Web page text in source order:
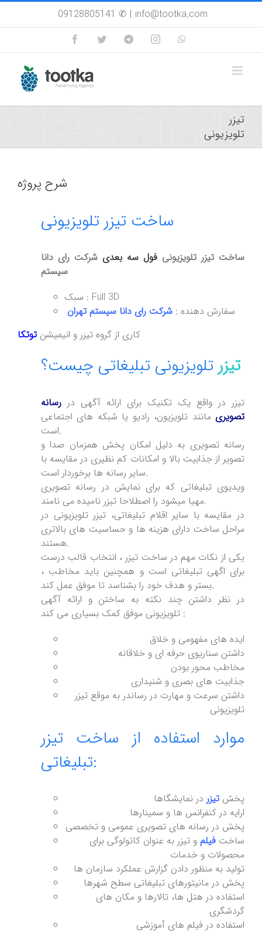
Skip
09128805141 ✆ | info@tootka.com
FacebookTwitterCustom Instagram
تیزر
تلویزیونی
شرح پروژه
ساخت تیزر تلویزیونی
ساخت تیزر تلویزیونی فول سه بعدی شرکت رای دانا
سبک : Full 3D
سفارش دهنده : شرکت رای دانا سیستم تهران
کاری از گروه تیزر و انیمیشن توتکا
تیزر تلویزیونی تبلیغاتی چیست؟
تیزر در واقع یک تکنیک برای ارائه آگهی در رسانه
تصویری مانند تلویزیون، رادیو یا شبکه های اجتماعی
است.
رسانه تصویری به دلیل امکان پخش همزمان صدا و
تصویر از جذابیت بالا و امکانات کم نظیری در مقایسه با
سایر رسانه ها برخوردار است.
ویدیوی تبلیغاتی که برای نمایش در رسانه تصویری
مهیا میشود را اصطلاحا تیزر نامیده می نامند.
در مقایسه با سایر اقلام تبلیغاتی، تیزر تلویزیونی در
مراحل ساخت دارای هزینه ها و حساسیت های بالاتری
هستند.
یکی از نکات مهم در ساخت تیزر ، انتخاب قالب درست
برای اگهی تبلیغاتی است و همچنین باید مخاطب ،
بستر و هدف خود را بشناسد تا موفق عمل کند.
در نظر داشتن چند نکته به ساختن و ارائه آگهی
تلویزیونی موفق کمک بسیاری می کند :
ایده های مفهومی و خلاق
داشتن سناریوی حرفه ای و خلاقانه
مخاطب محور بودن
جذابیت های بصری و شنیداری
داشتن سرعت و مهارت در رساندر به موقع تیزر
تلویزیونی
موارد استفاده از ساخت تیزر
تبلیغاتی:
پخش تیزر در نمایشگاها
ارایه در کنفرانس ها و سمینارها
پخش در رسانه های تصویری عمومی و تخصصی
ساخت فیلم و تیزر به عنوان کاتولوگی برای
محصولات و خدمات
تولید به منظور دادن گزارش عملکرد سازمان ها
پخش در مانیتورهای تبلیغاتی سطح شهرها
استفاده در هتل ها، تالارها و مکان های
گردشگری
استفاده در فیلم های آموزشی